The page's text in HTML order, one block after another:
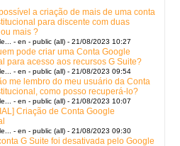
a criação de mais de uma conta
para discente com duas
mais ?
- en - public (all) - 21/08/2023 10:27
pode criar uma Conta Google
para acesso aos recursos G Suite?
- en - public (all) - 21/08/2023 09:54
me lembro do meu usuário da Conta
como posso recuperá-lo?
- en - public (all) - 21/08/2023 10:07
Criação de Conta Google
- en - public (all) - 21/08/2023 09:30
G Suite foi desativada pelo Google